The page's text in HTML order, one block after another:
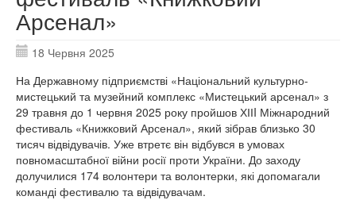
Арсенал»
18 Червня 2025
На Державному підприємстві «Національний культурно-
мистецький та музейний комплекс «Мистецький арсенал» з
29 травня до 1 червня 2025 року пройшов ХІІI Міжнародний
фестиваль «Книжковий Арсенал», який зібрав близько 30
тисяч відвідувачів. Уже втретє він відбувся в умовах
повномасштабної війни росії проти України. До заходу
долучилися 174 волонтери та волонтерки, які допомагали
команді фестивалю та відвідувачам.